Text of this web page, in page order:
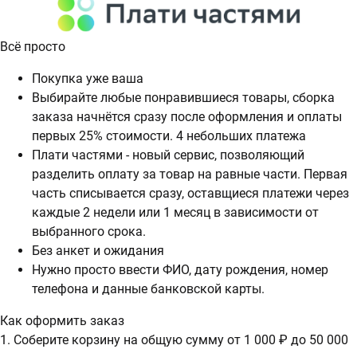
Всё просто
Покупка уже ваша
Выбирайте любые понравившиеся товары, сборка
заказа начнётся сразу после оформления и оплаты
первых 25% стоимости. 4 небольших платежа
Плати частями - новый сервис, позволяющий
разделить оплату за товар на равные части. Первая
часть списывается сразу, оставщиеся платежи через
каждые 2 недели или 1 месяц в зависимости от
выбранного срока.
Без анкет и ожидания
Нужно просто ввести ФИО, дату рождения, номер
телефона и данные банковской карты.
Как оформить заказ
1. Соберите корзину на общую сумму от 1 000 ₽ до 50 000